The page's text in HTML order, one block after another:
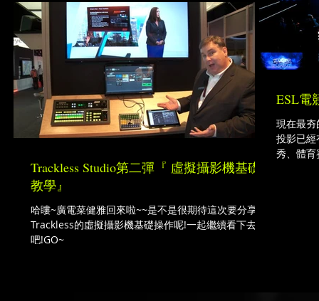
的亮點。
Trackless Studio第二彈『 虛擬攝影機基礎
教學』
哈瞜~廣電菜健雅回來啦~~是不是很期待這次要分享
Trackless的虛擬攝影機基礎操作呢!一起繼續看下去
吧!GO~
ESL電
現在最夯
投影已
秀、體